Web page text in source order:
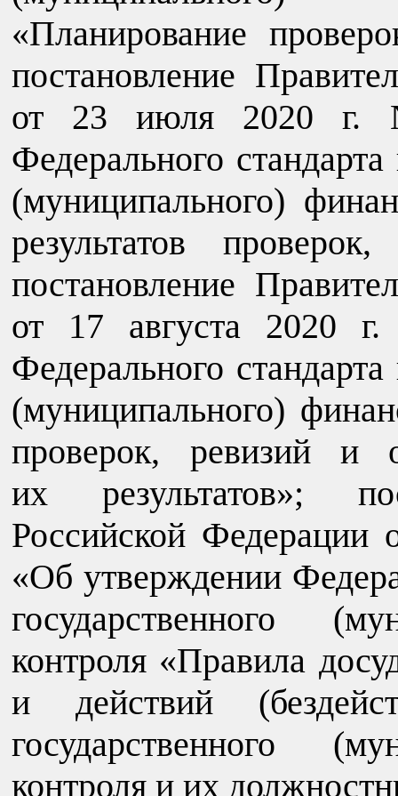
«Планирование
постановление
от 23 июля 2020 г.
Федерального стандарта
(муниципального)
результатов
постановление
от 17 августа 2020
Федерального стандарта
(муниципального)
проверок, ревизий и
их результатов»;
Российской
«Об утверждении
государственного
контроля «Правила
и действий
государственного
контроля и их